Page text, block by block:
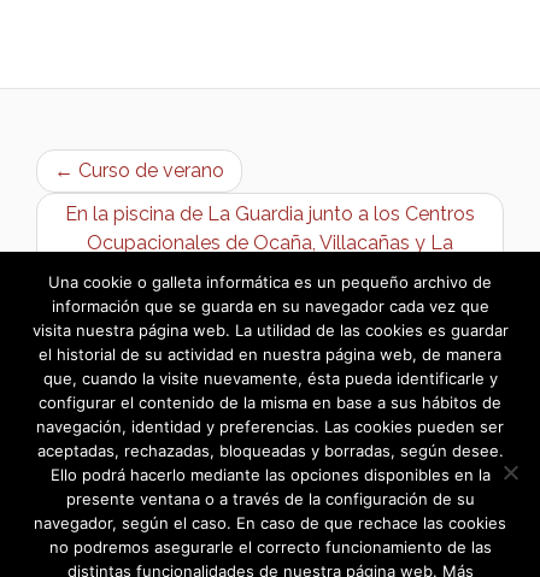
← Curso de verano
En la piscina de La Guardia junto a los Centros
Ocupacionales de Ocaña, Villacañas y La
Guardia →
Una cookie o galleta informática es un pequeño archivo de
información que se guarda en su navegador cada vez que
visita nuestra página web. La utilidad de las cookies es guardar
el historial de su actividad en nuestra página web, de manera
que, cuando la visite nuevamente, ésta pueda identificarle y
configurar el contenido de la misma en base a sus hábitos de
navegación, identidad y preferencias. Las cookies pueden ser
aceptadas, rechazadas, bloqueadas y borradas, según desee.
Ello podrá hacerlo mediante las opciones disponibles en la
presente ventana o a través de la configuración de su
navegador, según el caso. En caso de que rechace las cookies
no podremos asegurarle el correcto funcionamiento de las
distintas funcionalidades de nuestra página web. Más